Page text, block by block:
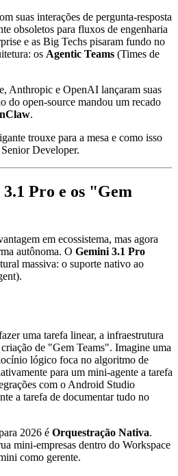
suas interações de pergunta-resposta
obsoletos para fluxos de engenharia
e as Big Techs pisaram fundo no
os Agentic Teams (Times de
Anthropic e OpenAI lançaram suas
do open-source mandou um recado
.
trouxe para a mesa e como isso
Developer.
Pro e os "Gem
em ecossistema, mas agora
autônoma. O Gemini 3.1 Pro
massiva: o suporte nativo ao
uma tarefa linear, a infraestrutura
de "Gem Teams". Imagine uma
lógico foca no algoritmo de
para um mini-agente a tarefa
com o Android Studio
a tarefa de documentar tudo no
2026 é Orquestração Nativa.
mini-empresas dentro do Workspace
como gerente.